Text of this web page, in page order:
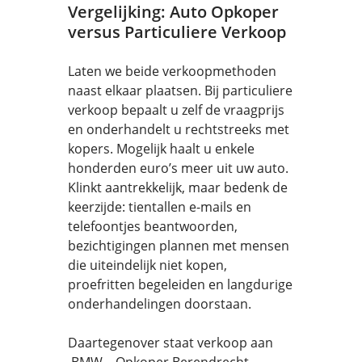
Vergelijking: Auto Opkoper
versus Particuliere Verkoop
Laten we beide verkoopmethoden
naast elkaar plaatsen. Bij particuliere
verkoop bepaalt u zelf de vraagprijs
en onderhandelt u rechtstreeks met
kopers. Mogelijk haalt u enkele
honderden euro’s meer uit uw auto.
Klinkt aantrekkelijk, maar bedenk de
keerzijde: tientallen e-mails en
telefoontjes beantwoorden,
bezichtigingen plannen met mensen
die uiteindelijk niet kopen,
proefritten begeleiden en langdurige
onderhandelingen doorstaan.
Daartegenover staat verkoop aan